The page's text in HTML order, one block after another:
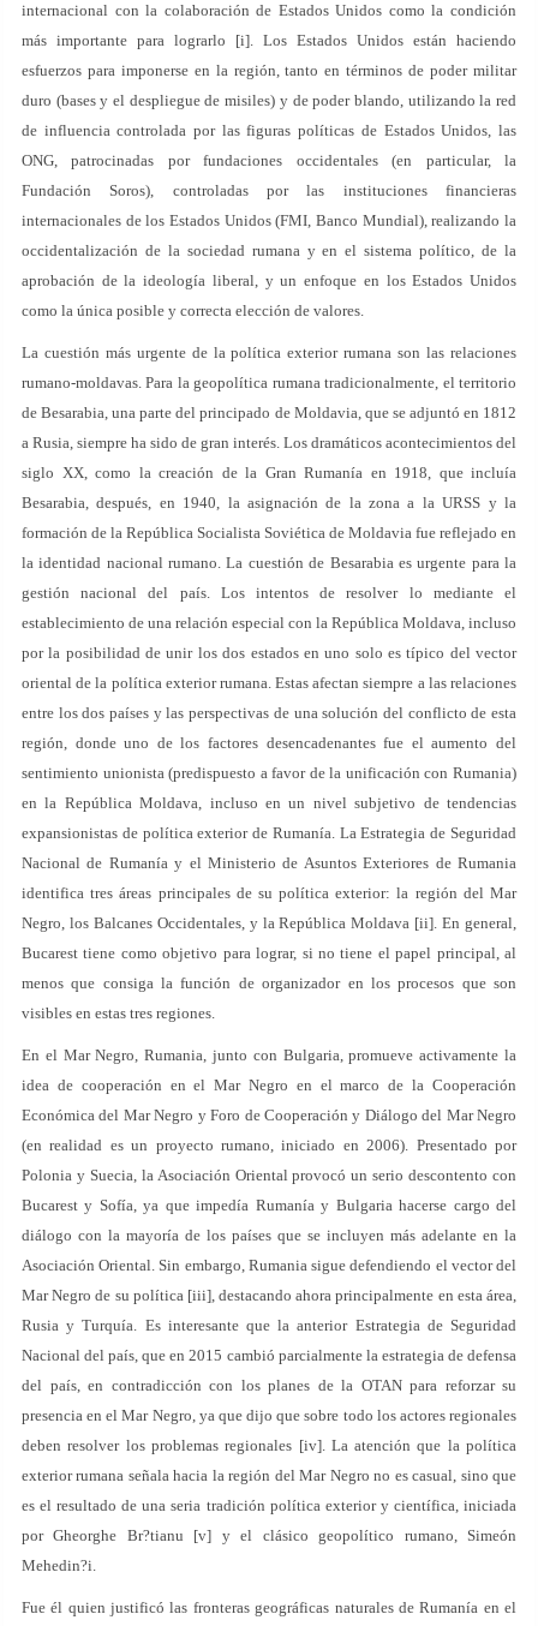
internacional con la colaboración de Estados Unidos como la condición
más importante para lograrlo [i]. Los Estados Unidos están haciendo
esfuerzos para imponerse en la región, tanto en términos de poder militar
duro (bases y el despliegue de misiles) y de poder blando, utilizando la red
de influencia controlada por las figuras políticas de Estados Unidos, las
ONG, patrocinadas por fundaciones occidentales (en particular, la
Fundación Soros), controladas por las instituciones financieras
internacionales de los Estados Unidos (FMI, Banco Mundial), realizando la
occidentalización de la sociedad rumana y en el sistema político, de la
aprobación de la ideología liberal, y un enfoque en los Estados Unidos
como la única posible y correcta elección de valores.
La cuestión más urgente de la política exterior rumana son las relaciones
rumano-moldavas. Para la geopolítica rumana tradicionalmente, el territorio
de Besarabia, una parte del principado de Moldavia, que se adjuntó en 1812
a Rusia, siempre ha sido de gran interés. Los dramáticos acontecimientos del
siglo XX, como la creación de la Gran Rumanía en 1918, que incluía
Besarabia, después, en 1940, la asignación de la zona a la URSS y la
formación de la República Socialista Soviética de Moldavia fue reflejado en
la identidad nacional rumano. La cuestión de Besarabia es urgente para la
gestión nacional del país. Los intentos de resolver lo mediante el
establecimiento de una relación especial con la República Moldava, incluso
por la posibilidad de unir los dos estados en uno solo es típico del vector
oriental de la política exterior rumana. Estas afectan siempre a las relaciones
entre los dos países y las perspectivas de una solución del conflicto de esta
región, donde uno de los factores desencadenantes fue el aumento del
sentimiento unionista (predispuesto a favor de la unificación con Rumania)
en la República Moldava, incluso en un nivel subjetivo de tendencias
expansionistas de política exterior de Rumanía. La Estrategia de Seguridad
Nacional de Rumanía y el Ministerio de Asuntos Exteriores de Rumania
identifica tres áreas principales de su política exterior: la región del Mar
Negro, los Balcanes Occidentales, y la República Moldava [ii]. En general,
Bucarest tiene como objetivo para lograr, si no tiene el papel principal, al
menos que consiga la función de organizador en los procesos que son
visibles en estas tres regiones.
En el Mar Negro, Rumania, junto con Bulgaria, promueve activamente la
idea de cooperación en el Mar Negro en el marco de la Cooperación
Económica del Mar Negro y Foro de Cooperación y Diálogo del Mar Negro
(en realidad es un proyecto rumano, iniciado en 2006). Presentado por
Polonia y Suecia, la Asociación Oriental provocó un serio descontento con
Bucarest y Sofía, ya que impedía Rumanía y Bulgaria hacerse cargo del
diálogo con la mayoría de los países que se incluyen más adelante en la
Asociación Oriental. Sin embargo, Rumania sigue defendiendo el vector del
Mar Negro de su política [iii], destacando ahora principalmente en esta área,
Rusia y Turquía. Es interesante que la anterior Estrategia de Seguridad
Nacional del país, que en 2015 cambió parcialmente la estrategia de defensa
del país, en contradicción con los planes de la OTAN para reforzar su
presencia en el Mar Negro, ya que dijo que sobre todo los actores regionales
deben resolver los problemas regionales [iv]. La atención que la política
exterior rumana señala hacia la región del Mar Negro no es casual, sino que
es el resultado de una seria tradición política exterior y científica, iniciada
por Gheorghe Br?tianu [v] y el clásico geopolítico rumano, Simeón
Mehedin?i.
Fue él quien justificó las fronteras geográficas naturales de Rumanía en el